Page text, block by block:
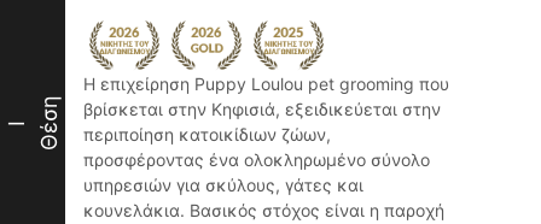
I Θέση
Η επιχείρηση Puppy Loulou pet grooming που
βρίσκεται στην Κηφισιά, εξειδικεύεται στην
περιποίηση κατοικίδιων ζώων,
προσφέροντας ένα ολοκληρωμένο σύνολο
υπηρεσιών για σκύλους, γάτες και
κουνελάκια. Βασικός στόχος είναι η παροχή